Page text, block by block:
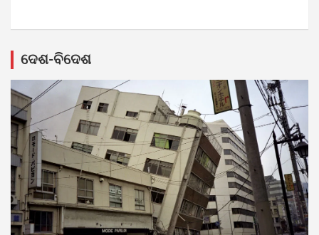
ଦେଶ-ବିଦେଶ